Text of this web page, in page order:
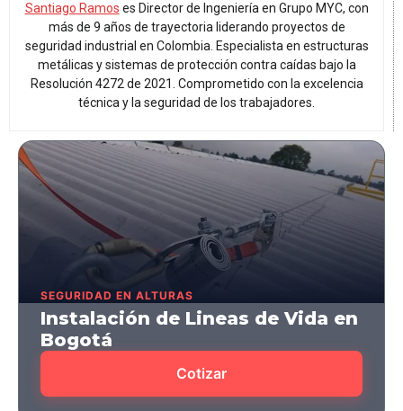
Santiago Ramos es Director de Ingeniería en Grupo MYC, con
más de 9 años de trayectoria liderando proyectos de
seguridad industrial en Colombia. Especialista en estructuras
metálicas y sistemas de protección contra caídas bajo la
Resolución 4272 de 2021. Comprometido con la excelencia
técnica y la seguridad de los trabajadores.
SEGURIDAD EN ALTURAS
Instalación de Lineas de Vida en
Bogotá
Cotizar